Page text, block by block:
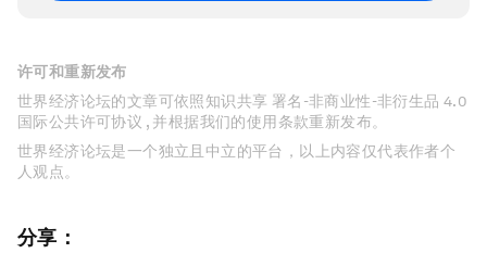
许可和重新发布
世界经济论坛的文章可依照知识共享 署名-非商业性-非衍生品 4.0
国际公共许可协议 , 并根据我们的使用条款重新发布。
世界经济论坛是一个独立且中立的平台，以上内容仅代表作者个
人观点。
分享：